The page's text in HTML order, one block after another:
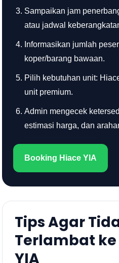
Sampaikan jam
atau jadwal
Informasikan jumlah
koper/barang bawaan.
Pilih kebutuhan unit:
unit premium.
Admin mengecek
estimasi harga, dan
Booking Hiace YIA
Tips Agar
Terlambat
YIA